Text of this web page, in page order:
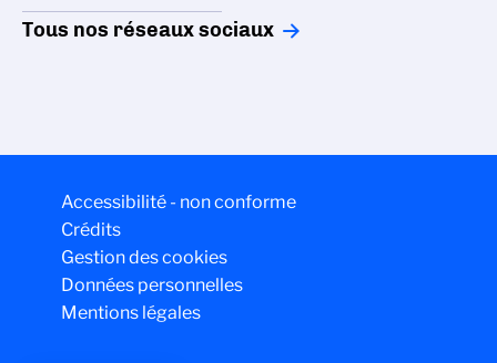
Tous nos réseaux sociaux
Accessibilité - non conforme
Crédits
Gestion des cookies
Données personnelles
Mentions légales